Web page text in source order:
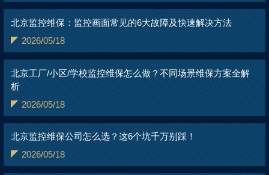
北京监控维保：监控画面常见的6大故障及快速解决方法
2026/05/18
北京工厂/小区/学校监控维保怎么做？不同场景维保方案全解
析
2026/05/18
北京监控维保公司怎么选？这6个坑千万别踩！
2026/05/18